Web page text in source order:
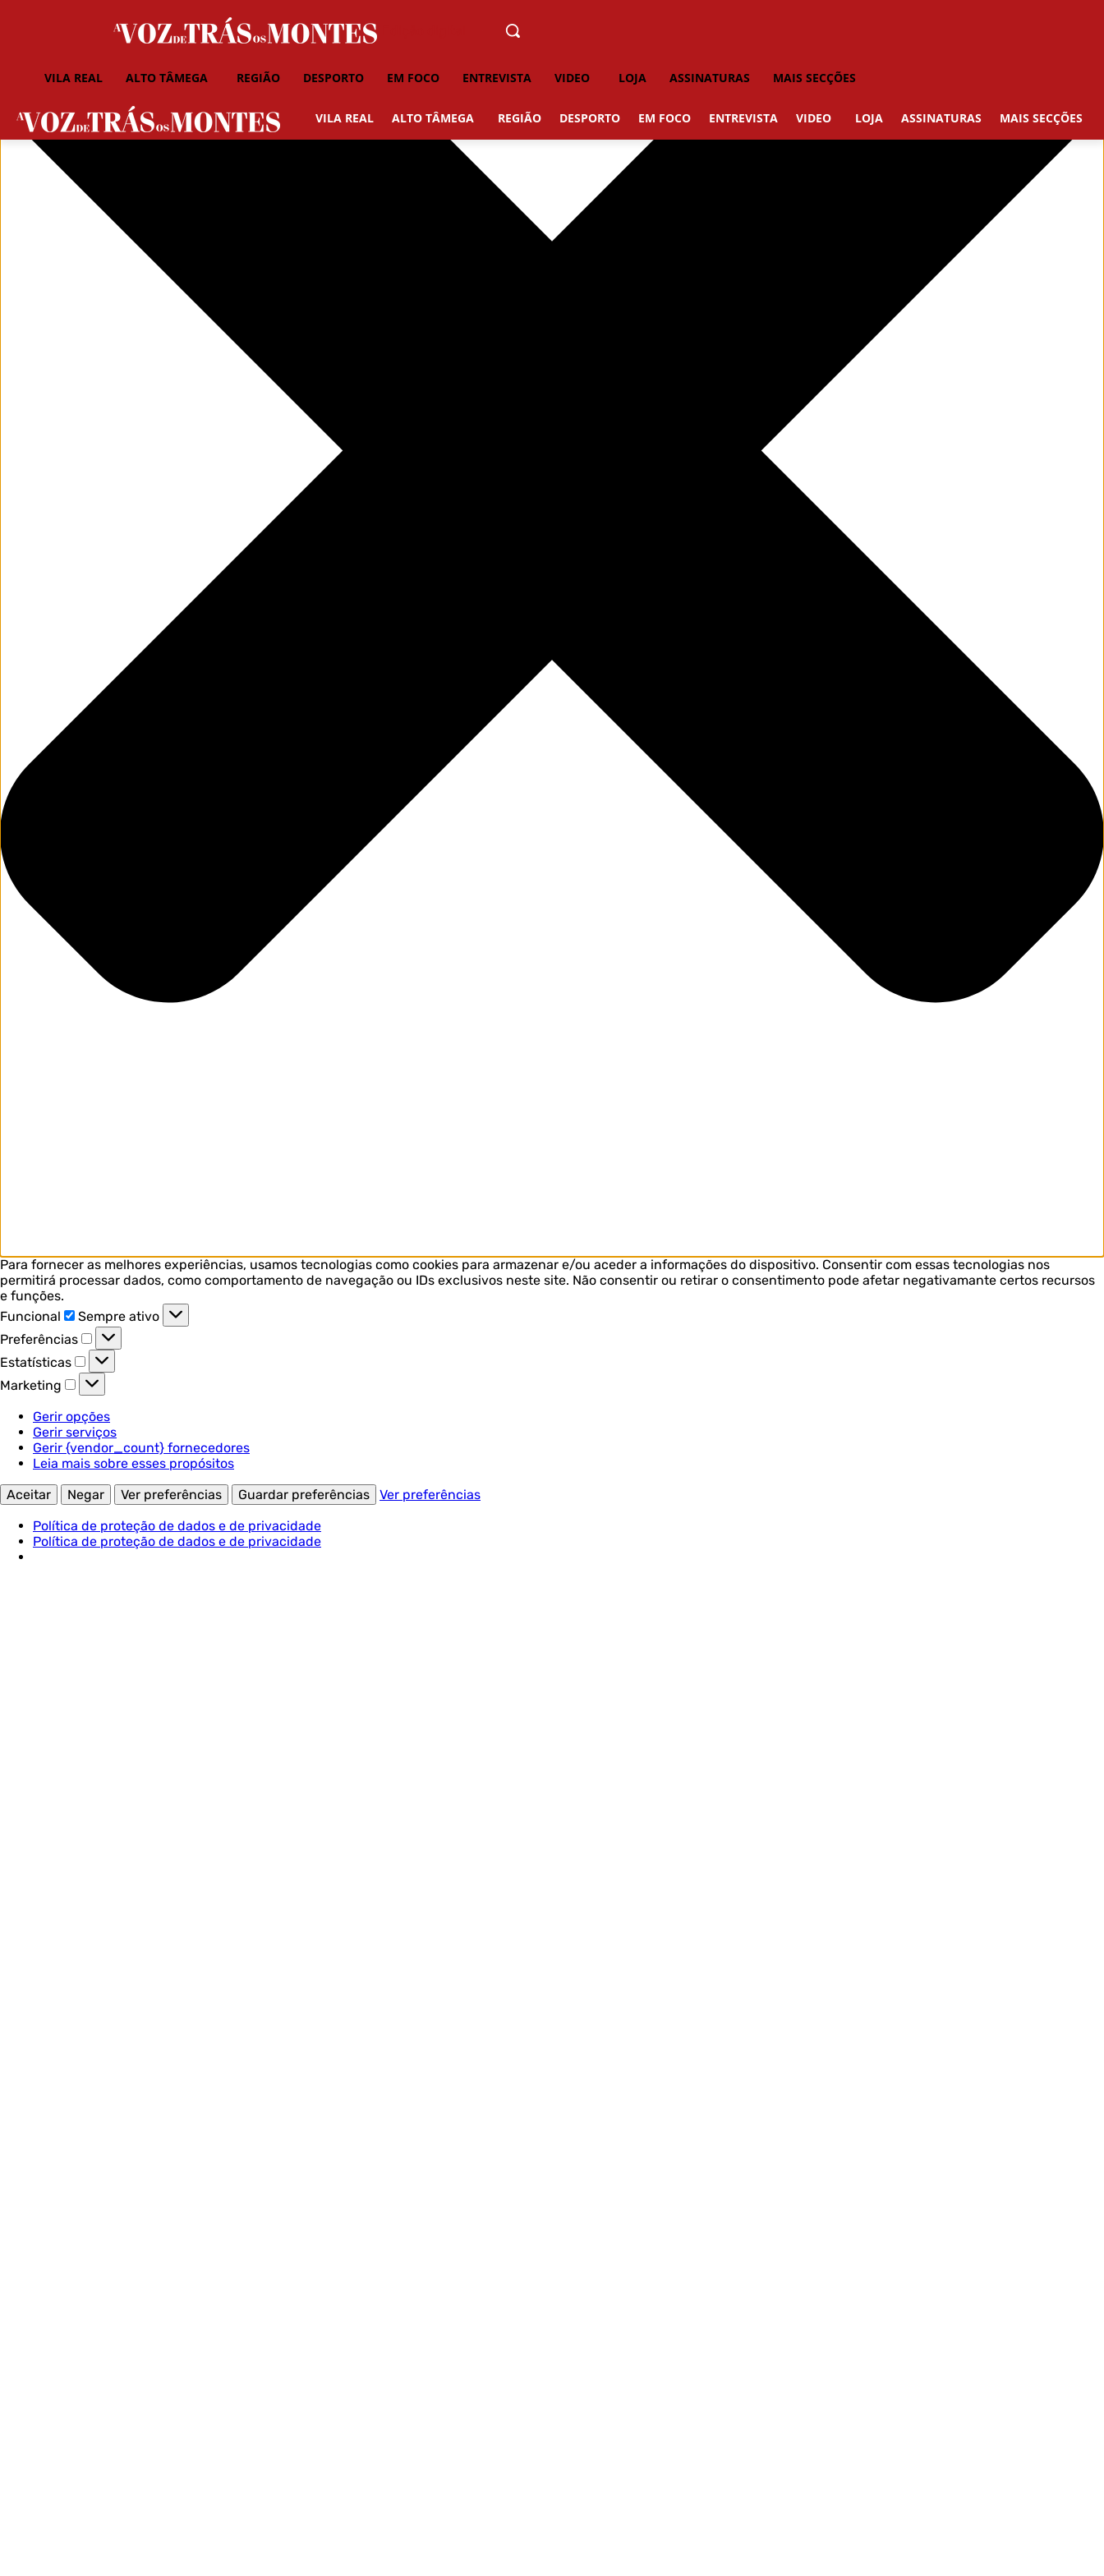
Para fornecer as melhores experiências, usamos tecnologias como cookies para armazenar e/ou aceder a informações do dispositivo. Consentir com essas tecnologias nos
permitirá processar dados, como comportamento de navegação ou IDs exclusivos neste site. Não consentir ou retirar o consentimento pode afetar negativamante certos recursos
e funções.
Funcional
Funcional
Sempre ativo
Preferências
Preferências
Estatísticas
Estatísticas
Marketing
Marketing
Gerir opções
Gerir serviços
Gerir {vendor_count} fornecedores
Leia mais sobre esses propósitos
Aceitar
Negar Ver preferências Guardar preferências
Ver preferências
Política de proteção de dados e de privacidade
Política de proteção de dados e de privacidade
VILA REAL ALTO TÂMEGA REGIÃO DESPORTO EM FOCO ENTREVISTA VIDEO LOJA ASSINATURAS MAIS SECÇÕES
VILA REAL ALTO TÂMEGA REGIÃO DESPORTO EM FOCO ENTREVISTA VIDEO LOJA ASSINATURAS MAIS SECÇÕES